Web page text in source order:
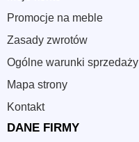
Promocje na meble
Zasady zwrotów
Ogólne warunki sprzedaży
Mapa strony
Kontakt
DANE FIRMY